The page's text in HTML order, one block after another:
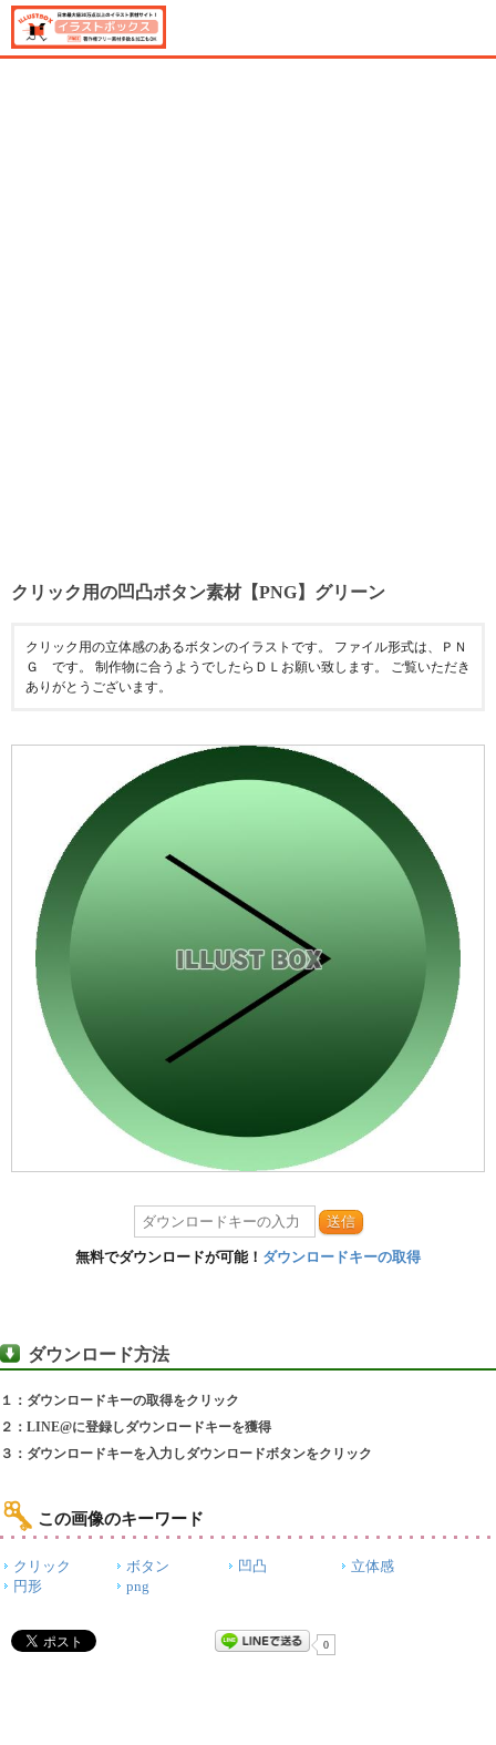
クリック用の凹凸ボタン素材【PNG】グリーン
クリック用の立体感のあるボタンのイラストです。 ファイル形式は、ＰＮ
Ｇ です。 制作物に合うようでしたらＤＬお願い致します。 ご覧いただき
ありがとうございます。
送信
無料でダウンロードが可能！ ダウンロードキーの取得
ダウンロード方法
１：ダウンロードキーの取得をクリック
２：LINE@に登録しダウンロードキーを獲得
３：ダウンロードキーを入力しダウンロードボタンをクリック
この画像のキーワード
クリック ボタン 凹凸
立体感
円形
png
0